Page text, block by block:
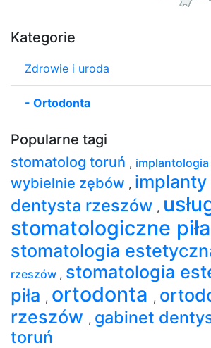
Kategorie
Zdrowie i uroda
- Ortodonta
Popularne tagi
stomatolog toruń ,
wybielnie zębów ,
dentysta rzeszów ,
stomatologiczne piła
stomatologia
rzeszów , stomatologia
piła , ortodonta ,
rzeszów , gabinet
toruń